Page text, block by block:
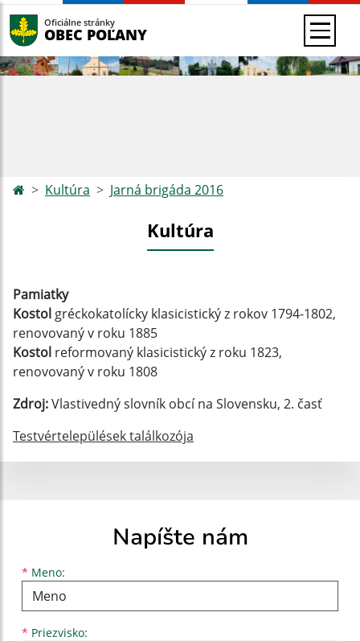
Oficiálne stránky
OBEC POĽANY
Kultúra Jarná brigáda 2016
Kultúra
Pamiatky
Kostol gréckokatolícky klasicistický z rokov 1794-1802,
renovovaný v roku 1885
Kostol reformovaný klasicistický z roku 1823,
renovovaný v roku 1808
Zdroj:Vlastivedný slovník obcí na Slovensku, 2. časť
Testvértelepülések találkozója
Napíšte nám
* Meno:
Meno
* Priezvisko:
Priezvisko
E-mailová adresa